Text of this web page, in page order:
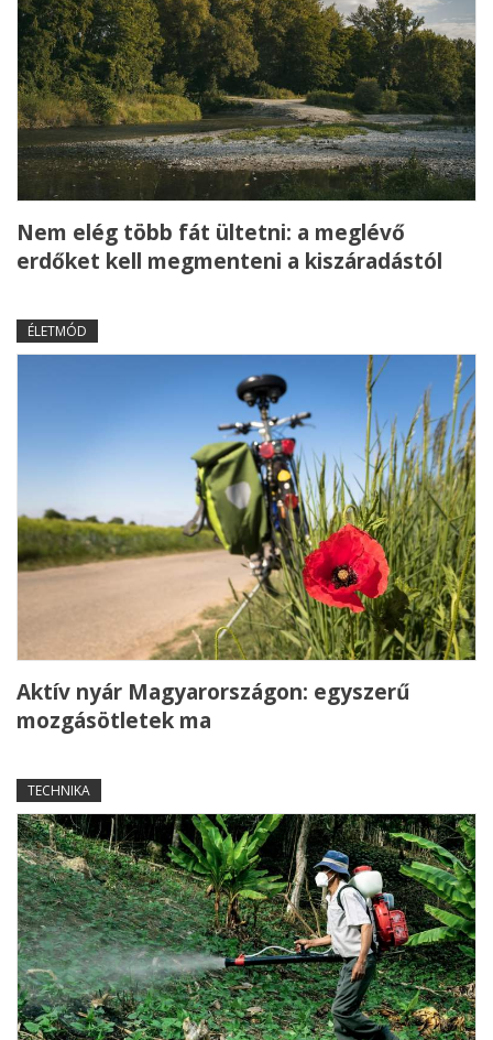
Nem elég több fát ültetni: a meglévő
erdőket kell megmenteni a kiszáradástól
ÉLETMÓD
Aktív nyár Magyarországon: egyszerű
mozgásötletek ma
TECHNIKA